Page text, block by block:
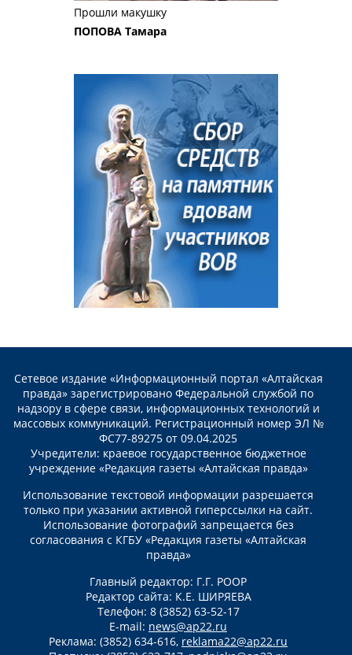
Прошли макушку
ПОПОВА Тамара
Сетевое издание «Информационный портал «Алтайская
правда» зарегистрировано Федеральной службой по
надзору в сфере связи, информационных технологий и
массовых коммуникаций. Регистрационный номер ЭЛ №
ФС77-89275 от 09.04.2025
Учредители: краевое государственное бюджетное
учреждение «Редакция газеты «Алтайская правда»
Использование текстовой информации разрешается
только при указании активной гиперссылки на сайт.
Использование фотографий запрещается без
согласования с КГБУ «Редакция газеты «Алтайская
правда»
Главный редактор: Г.Г. РООР
Редактор сайта: К.Е. ШИРЯЕВА
Телефон: 8 (3852) 63-52-17
E-mail: news@ap22.ru
Реклама: (3852) 634-616, reklama22@ap22.ru